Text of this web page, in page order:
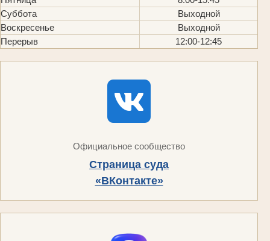
Суббота
Выходной
Воскресенье
Выходной
Перерыв
12:00-12:45
Официальное сообщество
Страница суда
«ВКонтакте»